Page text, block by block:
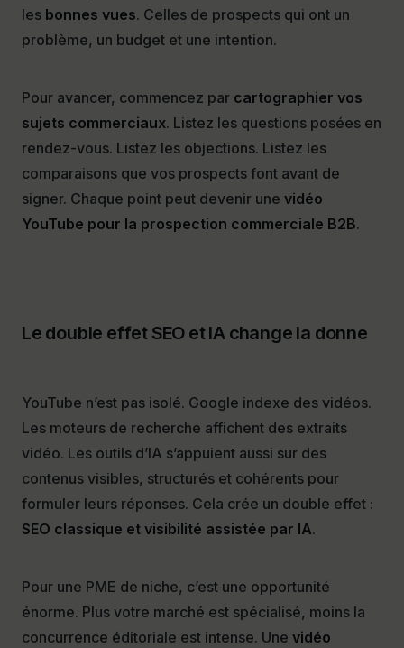
les bonnes vues. Celles de prospects qui ont un
problème, un budget et une intention.
Pour avancer, commencez par cartographier vos
sujets commerciaux. Listez les questions posées en
rendez-vous. Listez les objections. Listez les
comparaisons que vos prospects font avant de
signer. Chaque point peut devenir une vidéo
YouTube pour la prospection commerciale B2B.
Le double effet SEO et IA change la donne
YouTube n’est pas isolé. Google indexe des vidéos.
Les moteurs de recherche affichent des extraits
vidéo. Les outils d’IA s’appuient aussi sur des
contenus visibles, structurés et cohérents pour
formuler leurs réponses. Cela crée un double effet :
SEO classique et visibilité assistée par IA.
Pour une PME de niche, c’est une opportunité
énorme. Plus votre marché est spécialisé, moins la
concurrence éditoriale est intense. Une vidéo